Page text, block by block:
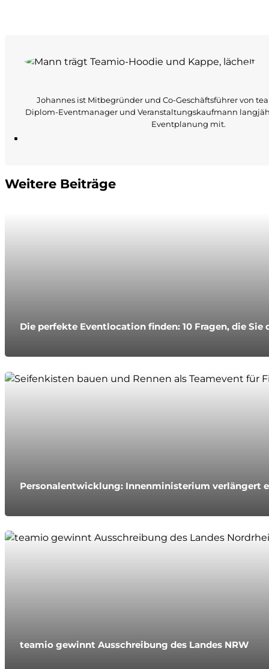
Johannes ist Mitbegründer und Co-Geschäftsführer von
Diplom-Eventmanager und Veranstaltungskaufmann
Eventplanung mit.
Weitere Beiträge
Die perfekte Eventlocation finden: 10 Fragen, die Sie
Personalentwicklung: Innenministerium verlängert
teamio gewinnt Ausschreibung des Landes NRW